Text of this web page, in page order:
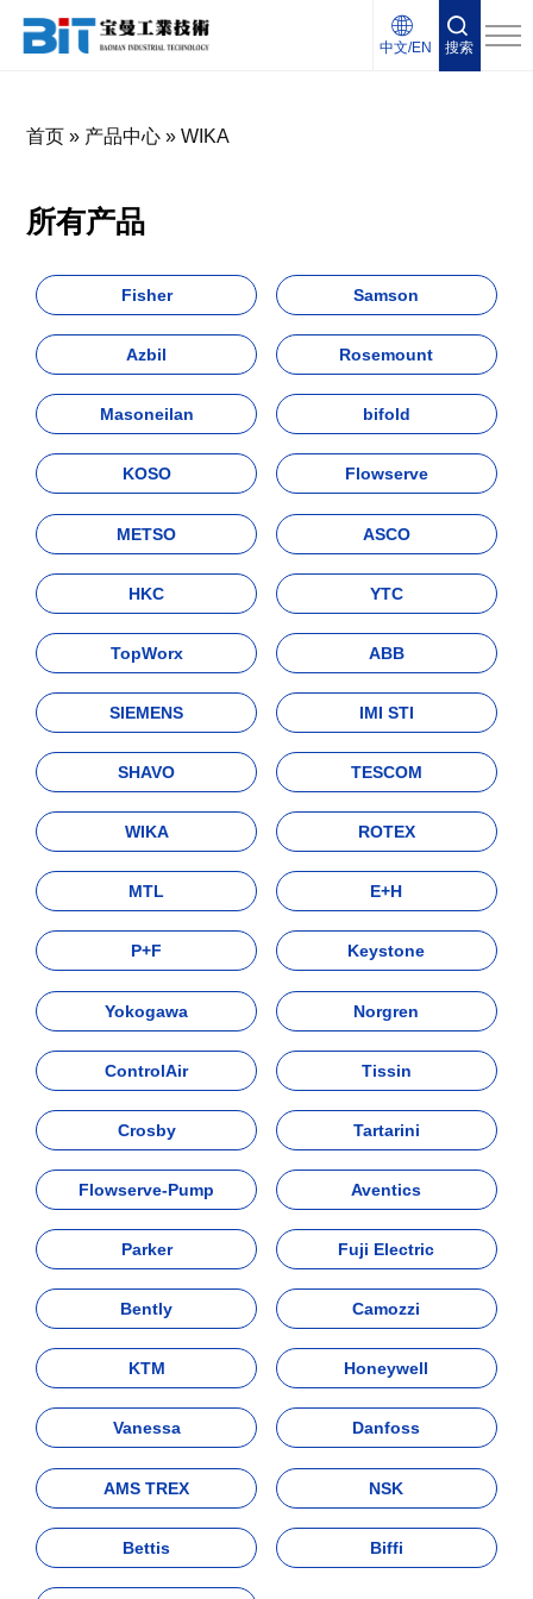
中文/EN 搜索
首页 » 产品中心 »WIKA
所有产品
Fisher Samson
Azbil Rosemount
Masoneilan bifold
KOSO Flowserve
METSO ASCO
HKC YTC
TopWorx ABB
SIEMENS IMI STI
SHAVO TESCOM
WIKA ROTEX
MTL E+H
P+F Keystone
Yokogawa Norgren
ControlAir Tissin
Crosby Tartarini
Flowserve-Pump Aventics
Parker Fuji Electric
Bently Camozzi
KTM Honeywell
Vanessa Danfoss
AMS TREX NSK
Bettis Biffi